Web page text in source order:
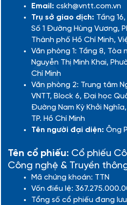
Email: cskh@vntt.com.vn
Trụ sở giao dịch: Tầng
Số 1 Đường Hùng Vương,
Thành phố Hồ Chí Minh,
Văn phòng 1: Tầng 8, Tòa
Nguyễn Thị Minh Khai,
Chí Minh
Văn phòng 2: Trung tâm
VNTT, Block 6, Đại học
Đường Nam Kỳ Khởi
TP. Hồ Chí Minh
Tên người đại diện: Ông
Tên cổ phiếu: Cổ phiếu
Công nghệ & Truyền
Mã chứng khoán: TTN
Vốn điều lệ:
Tổng số cổ phiếu đang